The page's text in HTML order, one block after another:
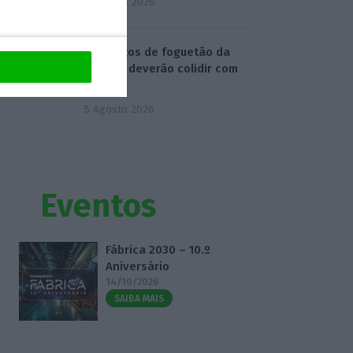
Destroços de foguetão da
SpaceX deverão colidir com
Lua
5 Agosto 2026
Eventos
Fábrica 2030 – 10.º
Aniversário
14/10/2026
SAIBA MAIS